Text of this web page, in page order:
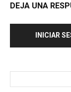
DEJA UNA
INICIAR